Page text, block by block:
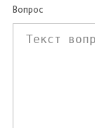
Вопрос